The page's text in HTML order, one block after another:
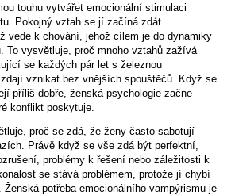
touhu vytvářet emocionální stimulaci
Pokojný vztah se jí začíná zdát
vede k chování, jehož cílem je do dynamiky
To vysvětluje, proč mnoho vztahů zažívá
se každých pár let s železnou
vznikat bez vnějších spouštěčů. Když se
příliš dobře, ženská psychologie začne
konflikt poskytuje.
proč se zdá, že ženy často sabotují
Právě když se vše zdá být perfektní,
problémy k řešení nebo záležitosti k
se stává problémem, protože jí chybí
potřeba emocionálního vampýrismu je